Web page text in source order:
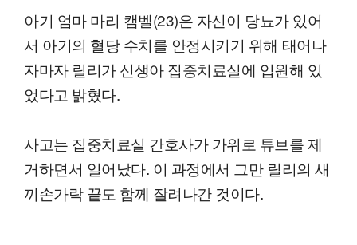
아기 엄마 마리 캠벨(23)은 자신이 당뇨가 있어
서 아기의 혈당 수치를 안정시키기 위해 태어나
자마자 릴리가 신생아 집중치료실에 입원해 있
었다고 밝혔다.
사고는 집중치료실 간호사가 가위로 튜브를 제
거하면서 일어났다. 이 과정에서 그만 릴리의 새
끼손가락 끝도 함께 잘려나간 것이다.